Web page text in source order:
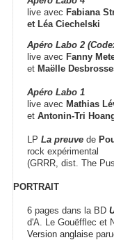
live avec Fabiana
et Léa Ciechelski
Apéro Labo 2
live avec Fanny
et Maëlle
Apéro Labo 1
live avec Mathias
et Antonin-Tri
LP La preuve de
rock expérimental
(GRRR, dist. The
PORTRAIT
6 pages dans la BD
d'A. Le Gouëfflec et
Version anglaise